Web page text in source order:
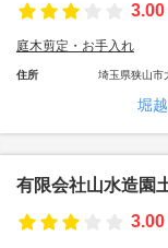
3.00
庭木剪定・お手入れ
住所 埼玉県狭山市
堀
有限会社山水造園
3.00